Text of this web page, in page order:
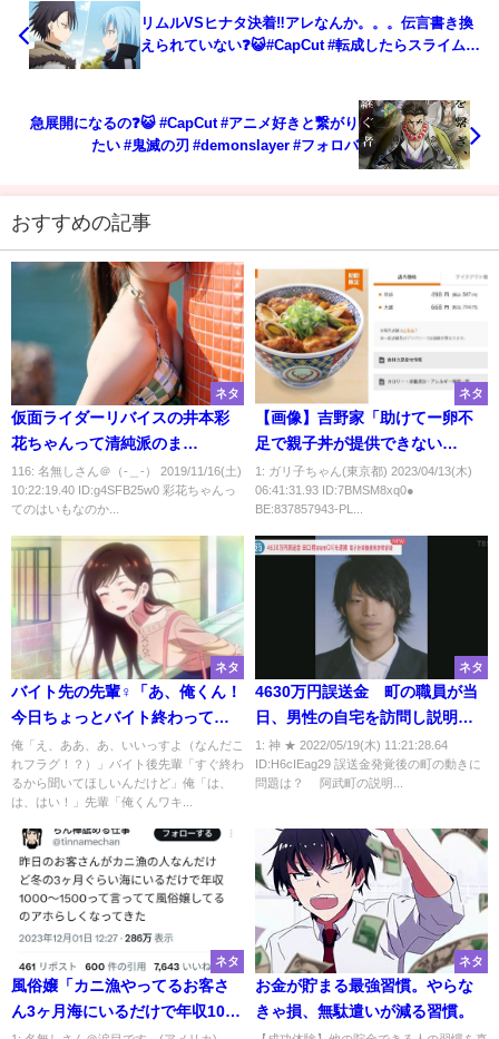
リムルVSヒナタ決着‼️アレなんか。。。伝言書き換
えられていない❓️😺#CapCut #転成したらスライムだ
急展開になるの❓️😺 #CapCut #アニメ好きと繋がり
たい #鬼滅の刃 #demonslayer #フォロバ
おすすめの記事
ネタ
仮面ライダーリバイスの井本彩
花ちゃんって清純派のま
ま・・・・・
116: 名無しさん＠（‐＿‐） 2019/11/16(土)
10:22:19.40 ID:g4SFB25w0 彩花ちゃんっ
てのはいもなのか...
ネタ
【画像】吉野家「助けてー卵不
足で親子丼が提供できない
の！」 代打で「焼き鳥丼」発
売
1: ガリ子ちゃん(東京都) 2023/04/13(木)
06:41:31.93 ID:7BMSM8xq0●
BE:837857943-PL...
ネタ
バイト先の先輩♀「あ、俺くん！
今日ちょっとバイト終わってか
ら時間ある？」
俺「え、ああ、あ、いいっすよ（なんだこ
れフラグ！？）」バイト後先輩「すぐ終わ
るから聞いてほしいんだけど」俺「は、
は、はい！」先輩「俺くんワキ...
ネタ
4630万円誤送金 町の職員が当
日、男性の自宅を訪問し説明
銀行まで同行
1: 神 ★ 2022/05/19(木) 11:21:28.64
ID:H6cIEag29 誤送金発覚後の町の動きに
問題は？ 阿武町の説明...
ネタ
風俗嬢「カニ漁やってるお客さ
ん3ヶ月海にいるだけで年収1000
ネタ
お金が貯まる最強習慣。やらな
きゃ損、無駄遣いが減る習慣。